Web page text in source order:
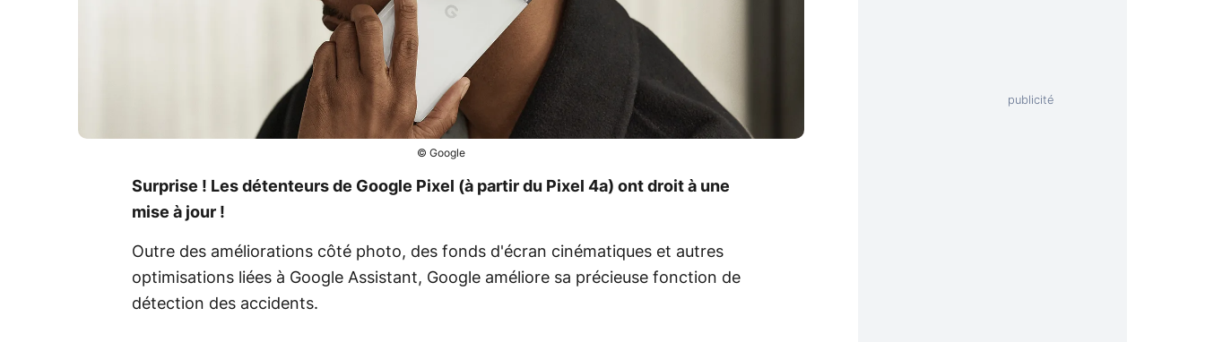
© Google
Surprise ! Les détenteurs de Google Pixel (à partir du Pixel 4a) ont droit à une
mise à jour !
Outre des améliorations côté photo, des fonds d'écran cinématiques et autres
optimisations liées à Google Assistant, Google améliore sa précieuse fonction de
détection des accidents.